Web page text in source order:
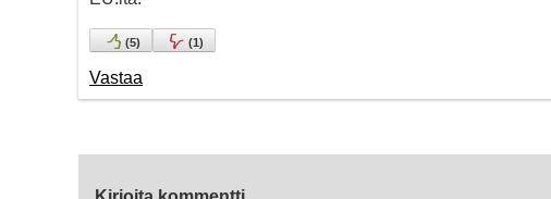
(5) (1)
Vastaa